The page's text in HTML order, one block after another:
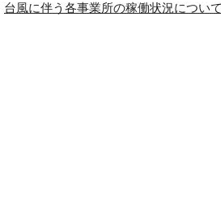
台風に伴う各事業所の稼働状況につい